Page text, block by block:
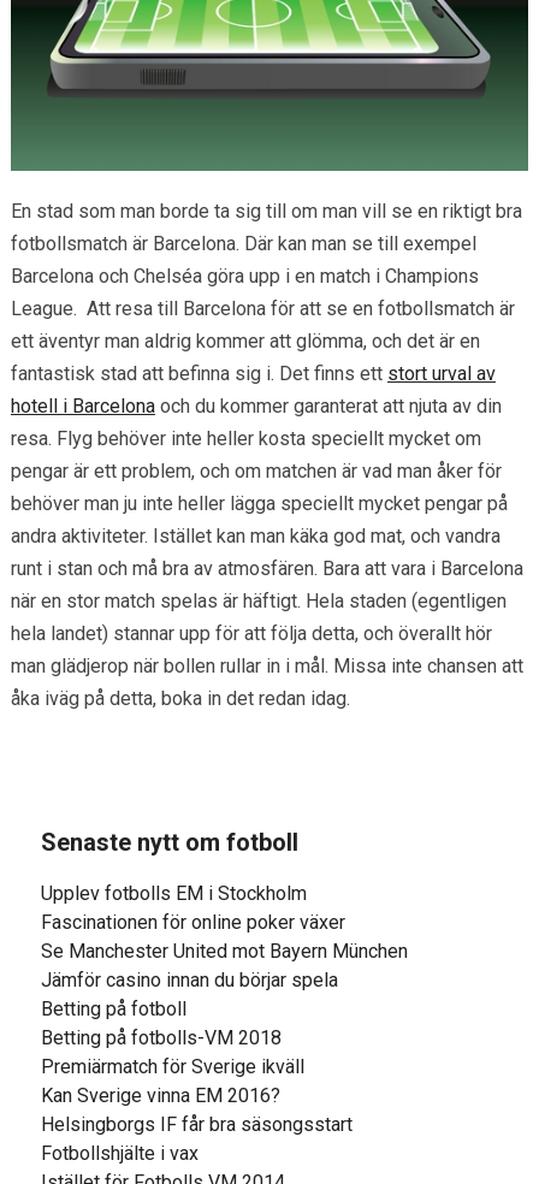
En stad som man borde ta sig till om man vill se en riktigt bra
fotbollsmatch är Barcelona. Där kan man se till exempel
Barcelona och Chelséa göra upp i en match i Champions
League. Att resa till Barcelona för att se en fotbollsmatch är
ett äventyr man aldrig kommer att glömma, och det är en
fantastisk stad att befinna sig i. Det finns ett stort urval av
hotell i Barcelonaoch du kommer garanterat att njuta av din
resa. Flyg behöver inte heller kosta speciellt mycket om
pengar är ett problem, och om matchen är vad man åker för
behöver man ju inte heller lägga speciellt mycket pengar på
andra aktiviteter. Istället kan man käka god mat, och vandra
runt i stan och må bra av atmosfären. Bara att vara i Barcelona
när en stor match spelas är häftigt. Hela staden (egentligen
hela landet) stannar upp för att följa detta, och överallt hör
man glädjerop när bollen rullar in i mål. Missa inte chansen att
åka iväg på detta, boka in det redan idag.
Senaste nytt om fotboll
Upplev fotbolls EM i Stockholm
Fascinationen för online poker växer
Se Manchester United mot Bayern München
Jämför casino innan du börjar spela
Betting på fotboll
Betting på fotbolls-VM 2018
Premiärmatch för Sverige ikväll
Kan Sverige vinna EM 2016?
Helsingborgs IF får bra säsongsstart
Fotbollshjälte i vax